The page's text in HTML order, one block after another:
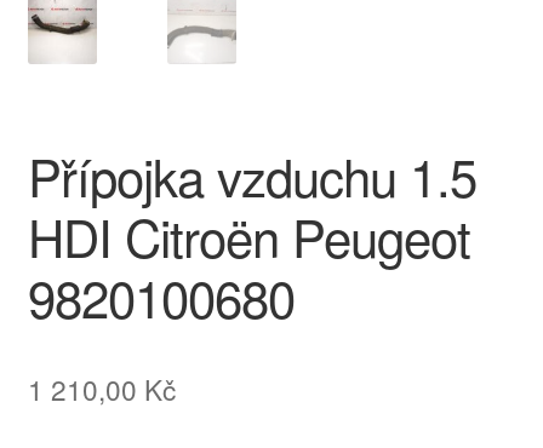
Platby
Reklamační řád
Vrakoviště Citroën
Přípojka vzduchu 1.5
HDI Citroën Peugeot
9820100680
1 210,00 Kč